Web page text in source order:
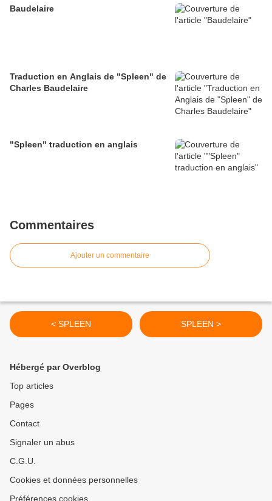
Baudelaire
Traduction en Anglais de "Spleen" de
Charles Baudelaire
"Spleen" traduction en anglais
Commentaires
Ajouter un commentaire
< SPLEEN SPLEEN >
Hébergé par Overblog
Top articles
Pages
Contact
Signaler un abus
C.G.U.
Cookies et données personnelles
Préférences cookies